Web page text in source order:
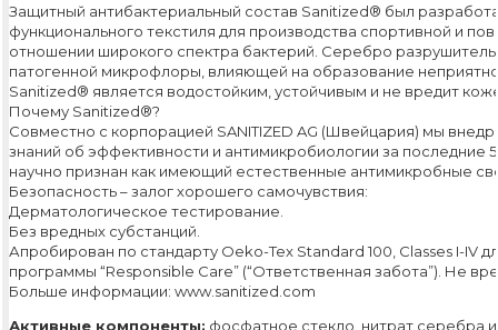
Защитный антибактериальный состав Sanitized® был
функционального текстиля для производства спортивной и
отношении широкого спектра бактерий. Серебро
патогенной микрофлоры, влияющей на образование
Sanitized® является водостойким, устойчивым и не вредит
Почему Sanitized®?
Совместно с корпорацией SANITIZED AG (Швейцария) мы
знаний об эффективности и антимикробиологии за
научно признан как имеющий естественные антимикробные
Безопасность – залог хорошего самочувствия:
Дерматологическое тестирование.
Без вредных субстанций.
Апробирован по стандарту Oeko-Tex Standard 100, Classes I-
программы “Responsible Care” (“Ответственная забота”). Не
Больше информации: www.sanitized.com
Активные компоненты: фосфатное стекло, нитрат серебра